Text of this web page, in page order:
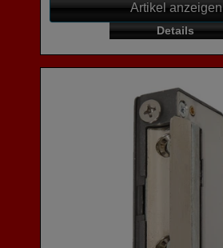
Artikel anzeigen
Details